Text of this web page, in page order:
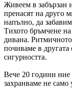
Живеем в забързан
пренасят на друго
напълно, да
Тихото бръмчене
дивана.
почиваме в другата
сигурността.
Вече 20 години ние
захранваме не само